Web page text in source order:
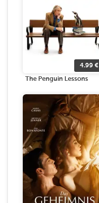
4.99 €
The Penguin Lessons